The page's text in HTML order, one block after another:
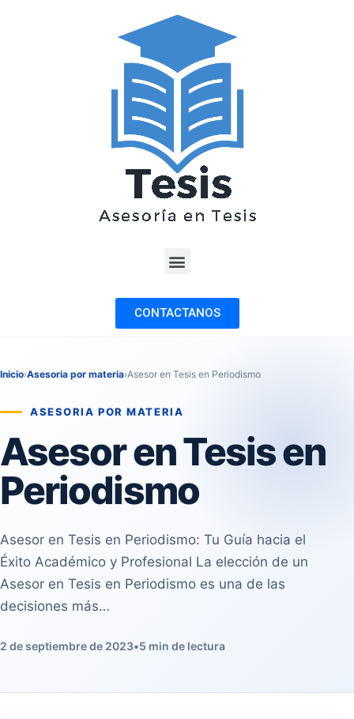
CONTACTANOS
Inicio›Asesoria por materia›Asesor en Tesis en Periodismo
ASESORIA POR MATERIA
Asesor en Tesis en
Periodismo
Asesor en Tesis en Periodismo: Tu Guía hacia el
Éxito Académico y Profesional La elección de un
Asesor en Tesis en Periodismo es una de las
decisiones más…
2 de septiembre de 2023•5 min de lectura